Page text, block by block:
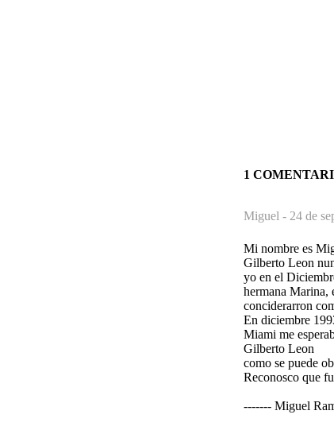
1
Miguel - 24 de
Mi nombre es
Gilberto Leon
yo en el
hermana Marina,
conciderarron
En diciembre
Miami me
Gilberto Leon
como se puede
Reconosco que
------- Miguel